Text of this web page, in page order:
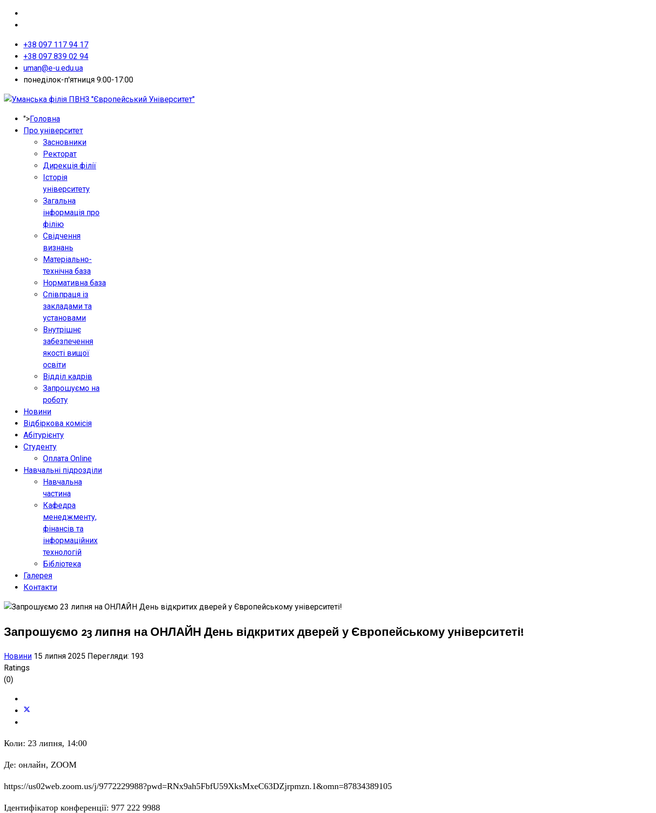
+38 097 117 94 17
+38 097 839 02 94
uman@e-u.edu.ua
понеділок-п'ятниця 9:00-17:00
">Головна
Про університет
Засновники
Ректорат
Дирекція філії
Історія
університету
Загальна
інформація про
філію
Свідчення
визнань
Матеріально-
технічна база
Нормативна база
Співпраця із
закладами та
установами
Внутрішнє
забезпечення
якості вищої
освіти
Відділ кадрів
Запрошуємо на
роботу
Новини
Відбіркова комісія
Абітурієнту
Студенту
Оплата Online
Навчальні підрозділи
Навчальна
частина
Кафедра
менеджменту,
фінансів та
інформаційних
технологій
Бібліотека
Галерея
Контакти
Запрошуємо 23 липня на ОНЛАЙН День відкритих дверей у Європейському університеті!
Новини 15 липня 2025 Перегляди: 193
Ratings
(0)
Коли: 23 липня, 14:00
Де: онлайн, ZOOM
https://us02web.zoom.us/j/9772229988?pwd=RNx9ah5FbfU59XksMxeC63DZjrpmzn.1&omn=87834389105
Ідентифікатор конференції: 977 222 9988